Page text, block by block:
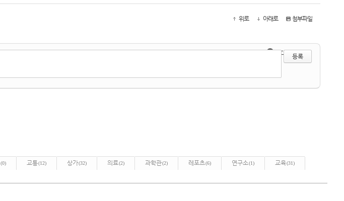
위로 아래로 첨부파일
● 에디터 선택하기
(0) 교통(12) 상가(32) 의료(2) 과학관(2) 레포츠(6) 연구소(1) 교육(31)